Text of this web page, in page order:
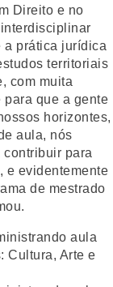
Direito e no
a prática jurídica
territoriais
com muita
para que a gente
horizontes,
aula, nós
para
e evidentemente
de mestrado